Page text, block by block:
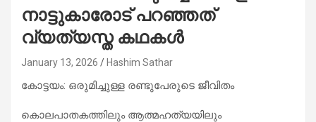
നാട്ടുകാരോട് പറഞ്ഞത്
വ്യത്യസ്ത കഥകൾ
January 13, 2026 Hashim Sathar
കോട്ടയം: ഒരുമിച്ചുള്ള രണ്ടുപേരുടെ ജീവിതം
കൊലപാതകത്തിലും ആത്മഹത്യയിലും